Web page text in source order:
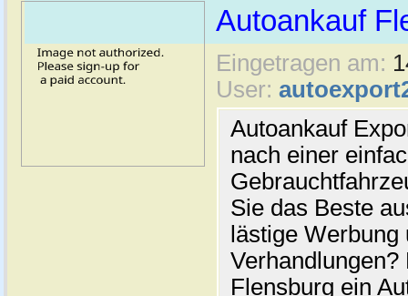
Autoankauf
Eingetragen am:
User:
Autoankauf
nach einer
Sie das Beste
lästige
Flensburg ein